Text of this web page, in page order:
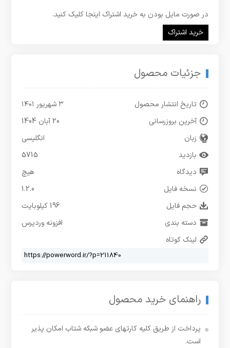
در صورت مایل بودن به خرید اشتراک اینجا کلیک کنید.
خرید اشتراک
جزئیات محصول
تاریخ انتشار محصول
۳ شهریور ۱۴۰۱
آخرین بروزرسانی
20 آبان 1404
زبان
انگلیسی
بازدید
5715
دیدگاه
هیچ
نسخه فایل
1.2.0
حجم فایل
196 کیلوبایت
دسته بندی
افزونه وردپرس
لینک کوتاه
راهنمای خرید محصول
پرداخت از طریق کلیه کارتهای عضو شبکه شتاب امکان پذیر
است.